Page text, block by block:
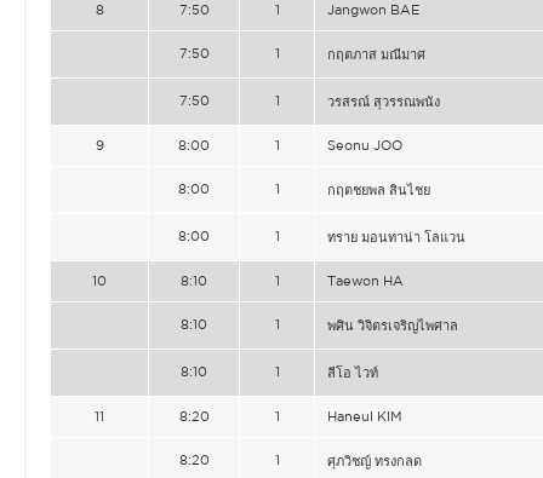
8 7:50 1 Jangwon BAE
7:50 1 กฤตภาส มณีมาศ
7:50 1 วรสรณ์ สุวรรณพนัง
9 8:00 1 Seonu JOO
8:00 1 กฤตชยพล สินไชย
8:00 1 ทราย มอนทาน่า โลแวน
10 8:10 1 Taewon HA
8:10 1 พศิน วิจิตรเจริญไพศาล
8:10 1 ลีโอ ไวท์
11 8:20 1 Haneul KIM
8:20 1 ศุภวิชญ์ ทรงกลด